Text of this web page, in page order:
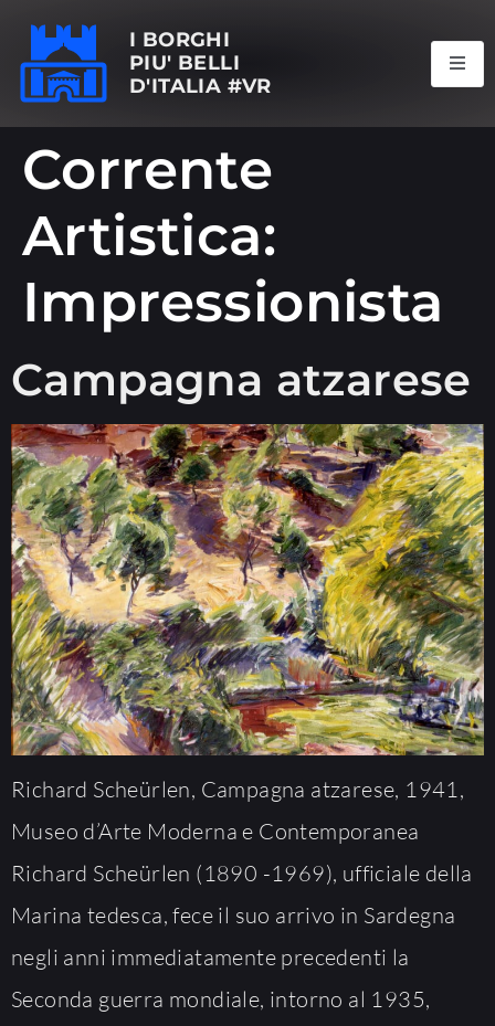
I BORGHI
PIU' BELLI
D'ITALIA #VR
Corrente
Artistica:
Impressionista
Campagna atzarese
Richard Scheürlen, Campagna atzarese, 1941,
Museo d’Arte Moderna e Contemporanea
Richard Scheürlen (1890 -1969), ufficiale della
Marina tedesca, fece il suo arrivo in Sardegna
negli anni immediatamente precedenti la
Seconda guerra mondiale, intorno al 1935,